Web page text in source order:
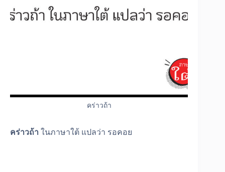
คร่าวถ้า
คร่าวถ้า ในภาษาใต้ แปลว่า รอคอย